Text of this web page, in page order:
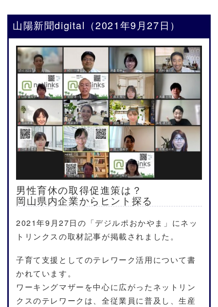
山陽新聞digital（2021年9月27日）
男性育休の取得促進策は？
岡山県内企業からヒント探る
2021年9月27日の「デジルポおかやま」にネッ
トリンクスの取材記事が掲載されました。
子育て支援としてのテレワーク活用について書
かれています。
ワーキングマザーを中心に広がったネットリン
クスのテレワークは、全従業員に普及し、生産